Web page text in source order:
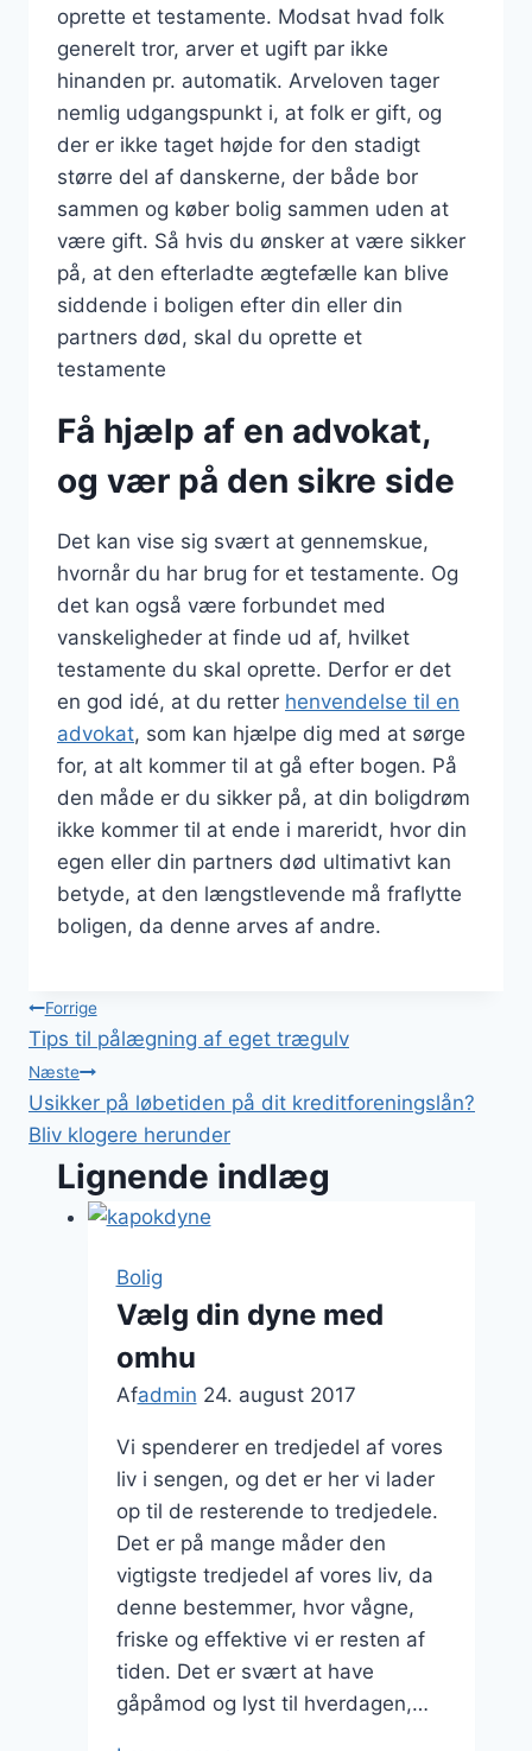
oprette et testamente. Modsat hvad folk
generelt tror, arver et ugift par ikke
hinanden pr. automatik. Arveloven tager
nemlig udgangspunkt i, at folk er gift, og
der er ikke taget højde for den stadigt
større del af danskerne, der både bor
sammen og køber bolig sammen uden at
være gift. Så hvis du ønsker at være sikker
på, at den efterladte ægtefælle kan blive
siddende i boligen efter din eller din
partners død, skal du oprette et
testamente
Få hjælp af en advokat,
og vær på den sikre side
Det kan vise sig svært at gennemskue,
hvornår du har brug for et testamente. Og
det kan også være forbundet med
vanskeligheder at finde ud af, hvilket
testamente du skal oprette. Derfor er det
en god idé, at du retter henvendelse til en
advokat, som kan hjælpe dig med at sørge
for, at alt kommer til at gå efter bogen. På
den måde er du sikker på, at din boligdrøm
ikke kommer til at ende i mareridt, hvor din
egen eller din partners død ultimativt kan
betyde, at den længstlevende må fraflytte
boligen, da denne arves af andre.
Indlægsnavigation
Forrige
Tips til pålægning af eget trægulv
Næste
Usikker på løbetiden på dit kreditforeningslån?
Bliv klogere herunder
Lignende indlæg
Bolig
Vælg din dyne med
omhu
Afadmin 24. august 2017
Vi spenderer en tredjedel af vores
liv i sengen, og det er her vi lader
op til de resterende to tredjedele.
Det er på mange måder den
vigtigste tredjedel af vores liv, da
denne bestemmer, hvor vågne,
friske og effektive vi er resten af
tiden. Det er svært at have
gåpåmod og lyst til hverdagen,…